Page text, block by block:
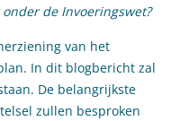
de Invoeringswet?
van het
In dit blogbericht zal
De belangrijkste
zullen besproken